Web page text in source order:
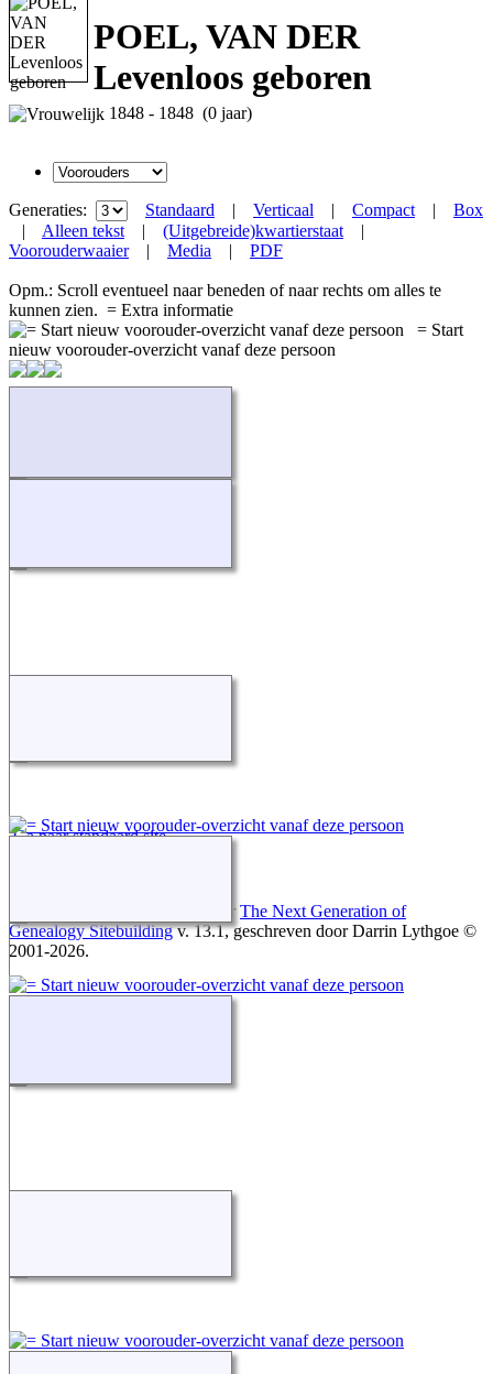
POEL, VAN DER
Levenloos geboren
1848 - 1848 (0 jaar)
Generaties: Standaard | Verticaal | Compact | Box
| Alleen tekst | (Uitgebreide)kwartierstaat |
Voorouderwaaier| Media | PDF
Opm.: Scroll eventueel naar beneden of naar rechts om alles te
kunnen zien. = Extra informatie
= Start
nieuw voorouder-overzicht vanaf deze persoon
Ga naar standaard site
Deze site werd aangemaakt door The Next Generation of
Genealogy Sitebuildingv. 13.1, geschreven door Darrin Lythgoe ©
2001-2026.
Gegevens onderhouden doorThea Onderwater.